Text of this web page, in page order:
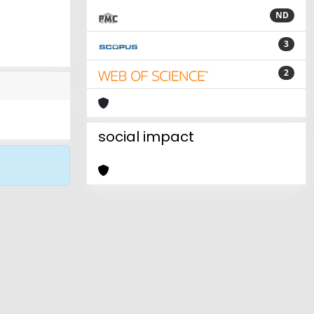
ND
3
2
social impact